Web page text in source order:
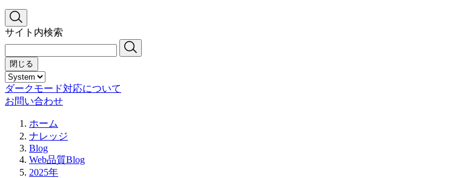
サイト内検索
閉じる
ダークモード対応について
お問い合わせ
ホーム
ナレッジ
Blog
Web品質Blog
2025年